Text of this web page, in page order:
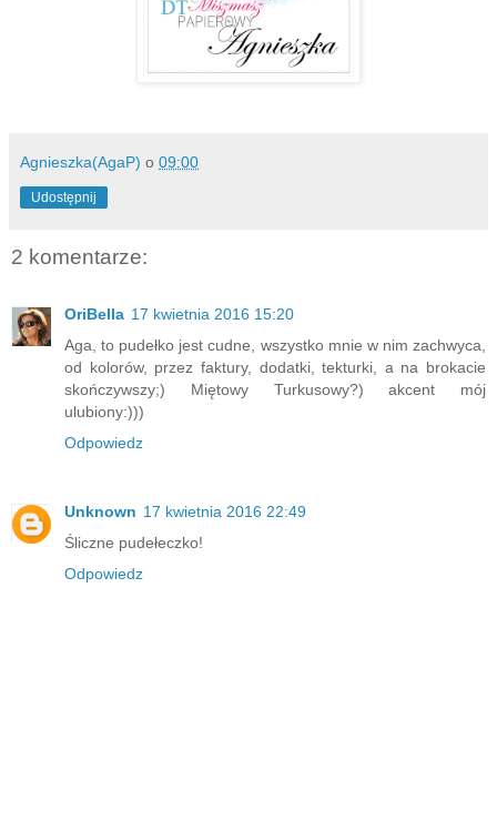
Agnieszka(AgaP) o 09:00
Udostępnij
2 komentarze:
OriBella 17 kwietnia 2016 15:20
Aga, to pudełko jest cudne, wszystko mnie w nim zachwyca,
od kolorów, przez faktury, dodatki, tekturki, a na brokacie
skończywszy;) Miętowy Turkusowy?) akcent mój
ulubiony:)))
Odpowiedz
Unknown 17 kwietnia 2016 22:49
Śliczne pudełeczko!
Odpowiedz